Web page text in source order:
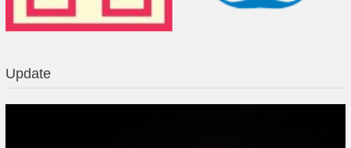
Update